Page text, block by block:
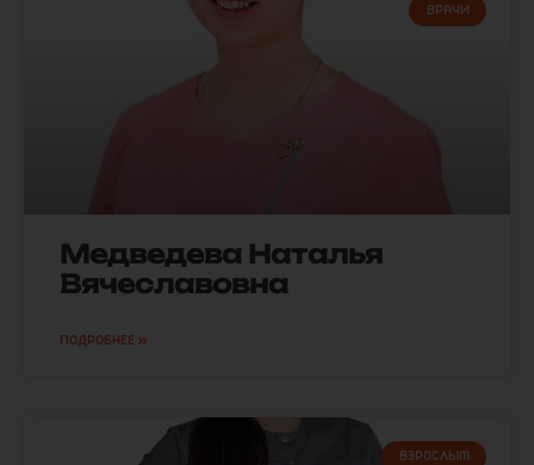
ВРАЧИ
Медведева Наталья
Вячеславовна
ПОДРОБНЕЕ »
ВЗРОСЛЫМ